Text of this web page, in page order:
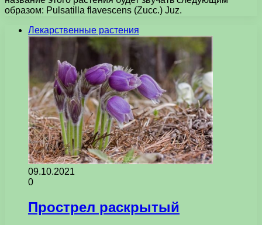
образом: Pulsatilla flavescens (Zucc.) Juz.
Лекарственные растения
09.10.2021
0
Прострел раскрытый